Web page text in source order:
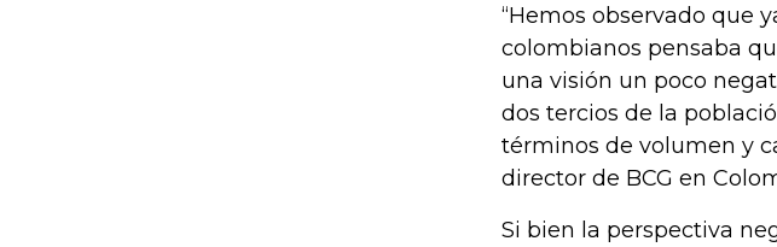
“Hemos observado que
colombianos pensaba
una visión un poco
dos tercios de la
términos de volumen y
director de BCG en
Si bien la perspectiva